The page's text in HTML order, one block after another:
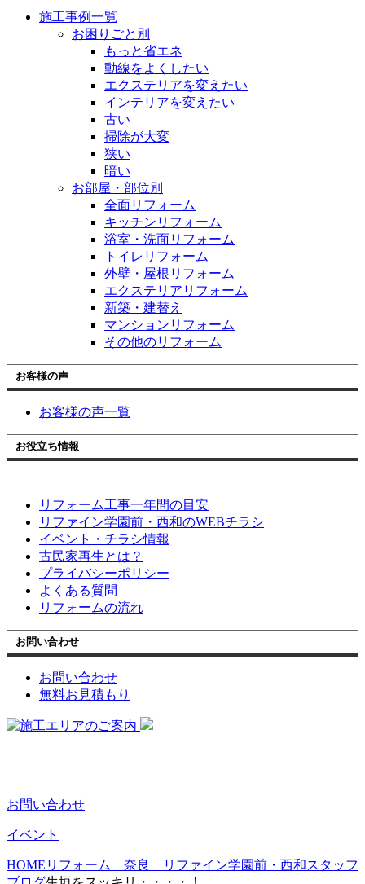
施工事例一覧
お困りごと別
もっと省エネ
動線をよくしたい
エクステリアを変えたい
インテリアを変えたい
古い
掃除が大変
狭い
暗い
お部屋・部位別
全面リフォーム
キッチンリフォーム
浴室・洗面リフォーム
トイレリフォーム
外壁・屋根リフォーム
エクステリアリフォーム
新築・建替え
マンションリフォーム
その他のリフォーム
お客様の声
お客様の声一覧
お役立ち情報
リフォーム工事一年間の目安
リファイン学園前・西和のWEBチラシ
イベント・チラシ情報
古民家再生とは？
プライバシーポリシー
よくある質問
リフォームの流れ
お問い合わせ
お問い合わせ
無料お見積もり
お問い合わせ
イベント
HOME リフォーム 奈良 リファイン学園前・西和スタッフ